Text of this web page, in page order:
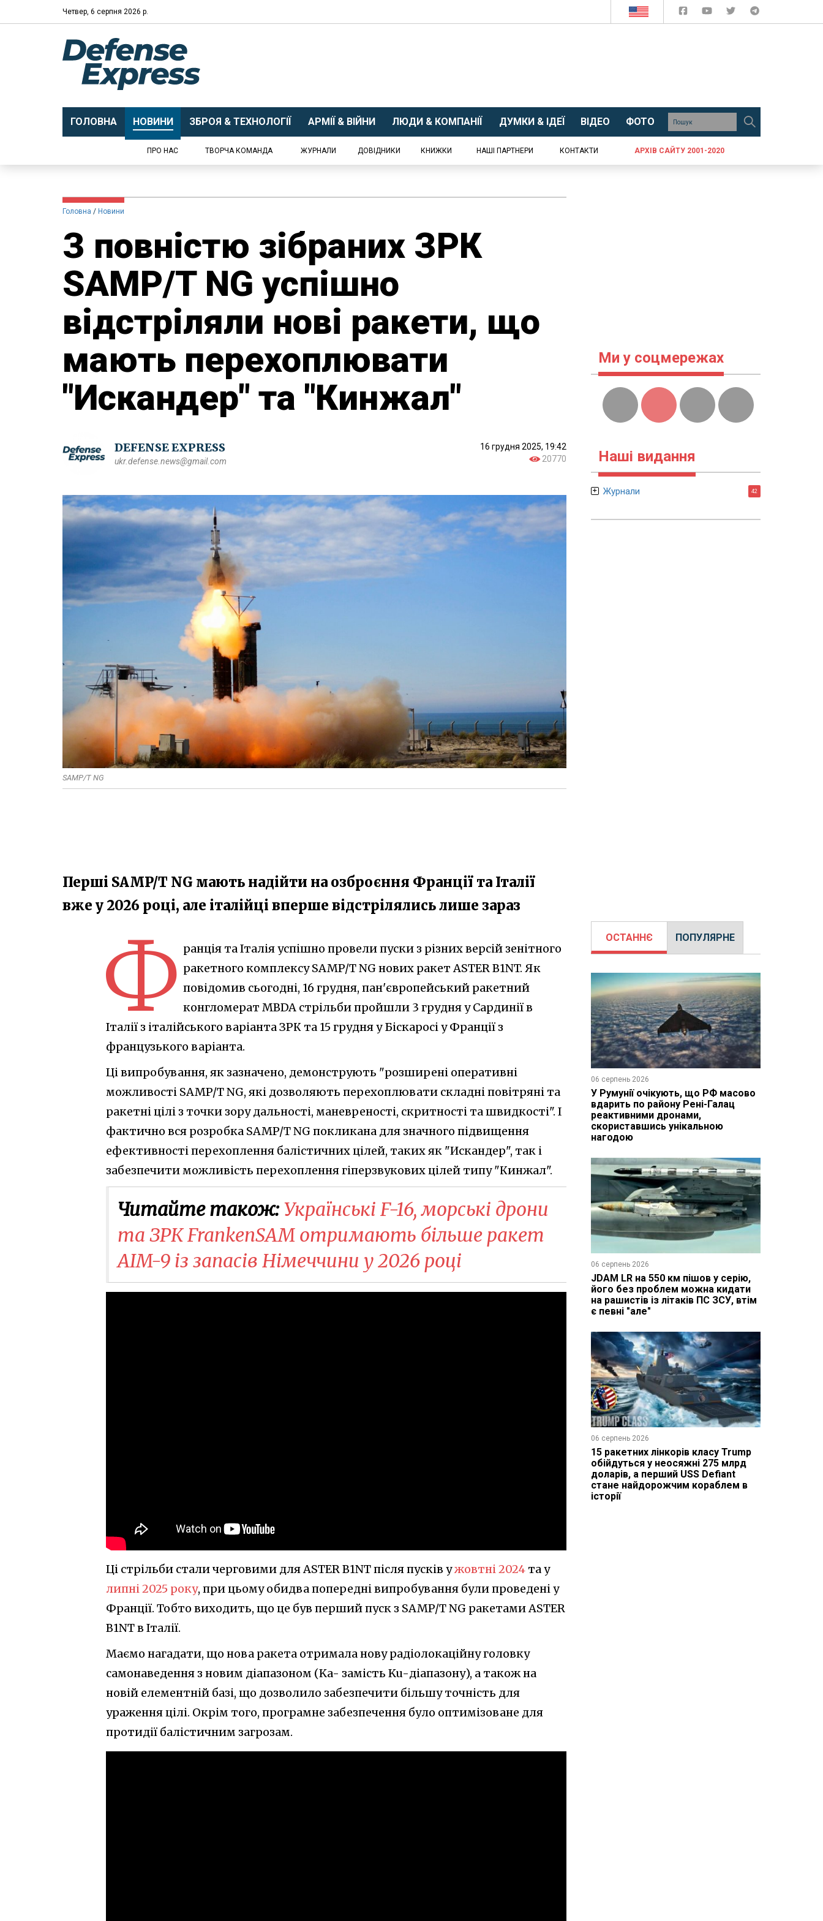
Четвер, 6 серпня 2026 р.
ГОЛОВНА НОВИНИ ЗБРОЯ & ТЕХНОЛОГІЇ АРМІЇ & ВІЙНИ ЛЮДИ & КОМПАНІЇ ДУМКИ & ІДЕЇ ВІДЕО ФОТО
ПРО НАС ТВОРЧА КОМАНДА ЖУРНАЛИ ДОВІДНИКИ КНИЖКИ НАШІ ПАРТНЕРИ КОНТАКТИ АРХІВ САЙТУ 2001-2020
Головна Новини
З повністю зібраних ЗРК
SAMP/T NG успішно
відстріляли нові ракети, що
мають перехоплювати
"Искандер" та "Кинжал"
DEFENSE EXPRESS
ukr.defense.news@gmail.com
16 грудня 2025, 19:42
20770
SAMP/T NG
Перші SAMP/T NG мають надійти на озброєння Франції та Італії
вже у 2026 році, але італійці вперше відстрілялись лише зараз
Ф ранція та Італія успішно провели пуски з різних версій зенітного
ракетного комплексу SAMP/T NG нових ракет ASTER B1NT. Як
повідомив сьогодні, 16 грудня, пан'європейський ракетний
конгломерат MBDA стрільби пройшли 3 грудня у Сардинії в
Італії з італійського варіанта ЗРК та 15 грудня у Біскаросі у Франції з
французького варіанта.
Ці випробування, як зазначено, демонструють "розширені оперативні
можливості SAMP/T NG, які дозволяють перехоплювати складні повітряні та
ракетні цілі з точки зору дальності, маневреності, скритності та швидкості". І
фактично вся розробка SAMP/T NG покликана для значного підвищення
ефективності перехоплення балістичних цілей, таких як "Искандер", так і
забезпечити можливість перехоплення гіперзвукових цілей типу "Кинжал".
Читайте також: Українські F-16, морські дрони
та ЗРК FrankenSAM отримають більше ракет
AIM-9 із запасів Німеччини у 2026 році
Ці стрільби стали черговими для ASTER B1NT після пусків ужовтні 2024 та у
липні 2025 року, при цьому обидва попередні випробування були проведені у
Франції. Тобто виходить, що це був перший пуск з SAMP/T NG ракетами ASTER
B1NT в Італії.
Маємо нагадати, що нова ракета отримала нову радіолокаційну головку
самонаведення з новим діапазоном (Ka- замість Ku-діапазону), а також на
новій елементній базі, що дозволило забезпечити більшу точність для
ураження цілі. Окрім того, програмне забезпечення було оптимізоване для
протидії балістичним загрозам.
Ми у соцмережах
Наші видання
Журнали 42
ОСТАННЄ ПОПУЛЯРНЕ
06 серпень 2026
У Румунії очікують, що РФ масово
вдарить по району Рені-Галац
реактивними дронами,
скориставшись унікальною
нагодою
06 серпень 2026
JDAM LR на 550 км пішов у серію,
його без проблем можна кидати
на рашистів із літаків ПС ЗСУ, втім
є певні "але"
06 серпень 2026
15 ракетних лінкорів класу Trump
обійдуться у неосяжні 275 млрд
доларів, а перший USS Defiant
стане найдорожчим кораблем в
історії